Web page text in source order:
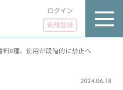
ログイン
新規登録
料8種、使用が段階的に禁止へ
2024.06.18